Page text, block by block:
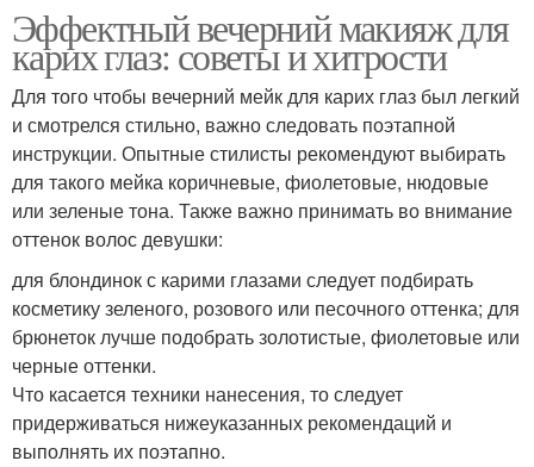
Эффектный вечерний макияж для
карих глаз: советы и хитрости
Для того чтобы вечерний мейк для карих глаз был легкий
и смотрелся стильно, важно следовать поэтапной
инструкции. Опытные стилисты рекомендуют выбирать
для такого мейка коричневые, фиолетовые, нюдовые
или зеленые тона. Также важно принимать во внимание
оттенок волос девушки:
для блондинок с карими глазами следует подбирать
косметику зеленого, розового или песочного оттенка; для
брюнеток лучше подобрать золотистые, фиолетовые или
черные оттенки.
Что касается техники нанесения, то следует
придерживаться нижеуказанных рекомендаций и
выполнять их поэтапно.